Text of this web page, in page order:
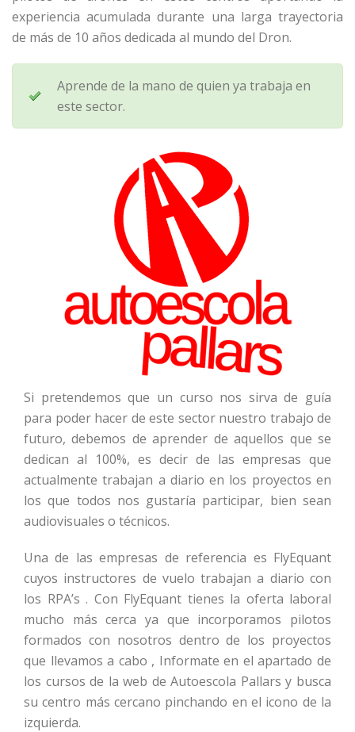
experiencia acumulada durante una larga trayectoria
de más de 10 años dedicada al mundo del Dron.
Aprende de la mano de quien ya trabaja en
este sector.
Si pretendemos que un curso nos sirva de guía
para poder hacer de este sector nuestro trabajo de
futuro, debemos de aprender de aquellos que se
dedican al 100%, es decir de las empresas que
actualmente trabajan a diario en los proyectos en
los que todos nos gustaría participar, bien sean
audiovisuales o técnicos.
Una de las empresas de referencia es FlyEquant
cuyos instructores de vuelo trabajan a diario con
los RPA’s . Con FlyEquant tienes la oferta laboral
mucho más cerca ya que incorporamos pilotos
formados con nosotros dentro de los proyectos
que llevamos a cabo , Informate en el apartado de
los cursos de la web de Autoescola Pallars y busca
su centro más cercano pinchando en el icono de la
izquierda.